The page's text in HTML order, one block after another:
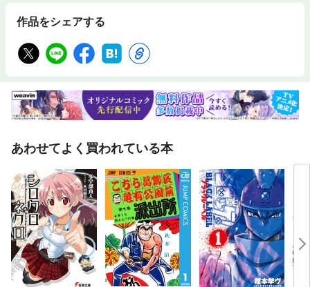
作品をシェアする
あわせてよく買われている本